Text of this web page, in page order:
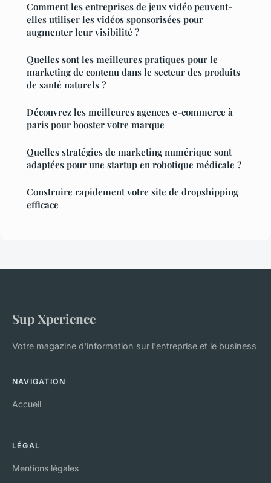
Comment les entreprises de jeux vidéo peuvent-
elles utiliser les vidéos sponsorisées pour
augmenter leur visibilité ?
Quelles sont les meilleures pratiques pour le
marketing de contenu dans le secteur des produits
de santé naturels ?
Découvrez les meilleures agences e-commerce à
paris pour booster votre marque
Quelles stratégies de marketing numérique sont
adaptées pour une startup en robotique médicale ?
Construire rapidement votre site de dropshipping
efficace
Sup Xperience
Votre magazine d'information sur l'entreprise et le business
NAVIGATION
Accueil
LÉGAL
Mentions légales